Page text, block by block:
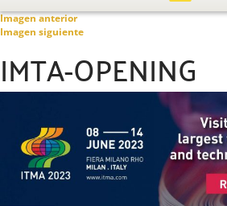
Imagen anterior
Imagen siguiente
IMTA-OPENING